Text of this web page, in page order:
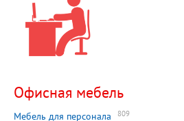
Офисная мебель
Мебель для персонала 809